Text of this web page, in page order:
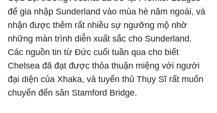
để gia nhập Sunderland vào mùa hè năm ngoái, và
nhận được thêm rất nhiều sự ngưỡng mộ nhờ
những màn trình diễn xuất sắc cho Sunderland.
Các nguồn tin từ Đức cuối tuần qua cho biết
Chelsea đã đạt được thỏa thuận miệng với người
đại diện của Xhaka, và tuyển thủ Thụy Sĩ rất muốn
chuyển đến sân Stamford Bridge.